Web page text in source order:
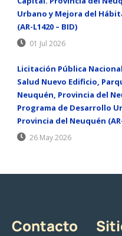
Urbano y Mejora del
(AR-L1420 – BID)
01 Jul 2026
Licitación Pública
Salud Nuevo Edificio,
Neuquén, Provincia del
Programa de Desarrollo
Provincia del Neuquén
26 May 2026
Contacto